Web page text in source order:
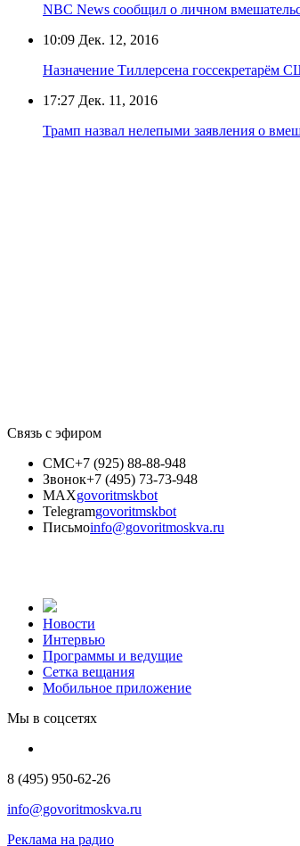
NBC News сообщил о личном
10:09 Дек. 12, 2016
Назначение Тиллерсена госсекретарём
17:27 Дек. 11, 2016
Трамп назвал нелепыми заявления о
Связь с эфиром
СМС+7 (925) 88-88-948
Звонок+7 (495) 73-73-948
MAXgovoritmskbot
Telegramgovoritmskbot
Письмоinfo@govoritmoskva.ru
Новости
Интервью
Программы и ведущие
Сетка вещания
Мобильное приложение
Мы в соцсетях
8 (495) 950-62-26
info@govoritmoskva.ru
Реклама на радио